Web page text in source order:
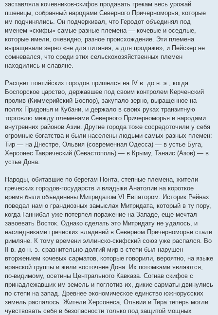
заставляла кочевников-скифов продавать грекам весь урожай
пшеницы, собранный народами Северного Причерноморья, которые
им подчинялись. Он подчеркивал, что Геродот объединял под
именем «скифы» самые разные племена — кочевые и оседлые,
которые имели, очевидно, разное происхождение. Эти племена
выращивали зерно «не для питания, а для продажи», и Пейскер не
сомневался, что среди этих сельскохозяйственных племен
находились и славяне.
Расцвет понтийских городов пришелся на IV в. до н. э., когда
Боспорское царство, державшее под своим контролем Керченский
пролив (Киммерийский Боспор), закупало зерно, выращенное на
полях Придонья и Кубани, и держало в своих руках транзитную
торговлю между племенами Северного Причерноморья и народами
внутренних районов Азии. Другие города тоже сосредоточили у себя
огромные богатства и были населены людьми самых разных племен:
Тир — на Днестре, Ольвия (современная Одесса) — в устье Буга,
Херсонес Таврический (Севастополь) — в Крыму, Танаис (Азов) — в
устье Дона.
Народы, обитавшие по берегам Понта, степные племена, жители
греческих городов-государств и владыки Анатолии на короткое
время были объединены Митридатом VI Евпатором. Историк Рейнах
поведал нам о грандиозных замыслах Митридата, который в ту пору,
когда Ганнибал уже потерпел поражение на Западе, еще мечтал
завоевать Восток. Однако сделать это Митридату не удалось, и
наследниками греческих владений в Северном Причерноморье стали
римляне. К тому времени эллинско-скифский союз уже распался. Во
II в. до н. э. сравнительно долгий мир в степи был нарушен
вторжением кочевых сарматов, которые говорили, вероятно, на языке
иранской группы и жили восточнее Дона. Их потомками являются,
по-видимому, осетины Центрального Кавказа. Согнав скифов с
принадлежавших им земель и поглотив их, дикие сарматы двинулись
по степи на запад. Древнее экономическое единство южнорусских
земель распалось. Жители Херсонеса, Ольвии и Тира теперь могли
чувствовать себя в безопасности только под защитой мощных